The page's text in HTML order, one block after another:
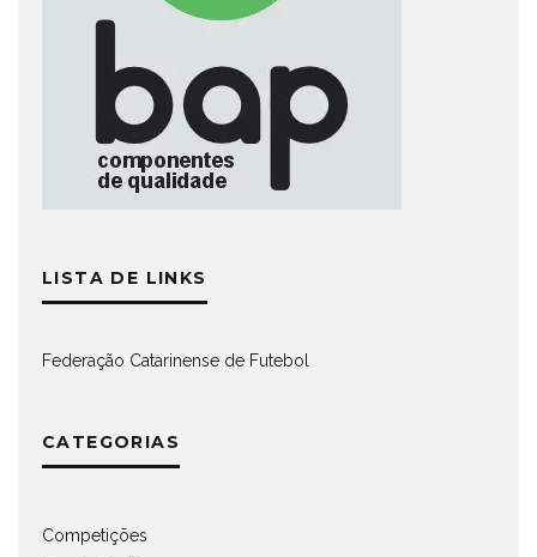
LISTA DE LINKS
Federação Catarinense de Futebol
CATEGORIAS
Competições